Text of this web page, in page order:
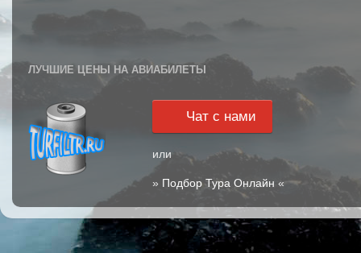
ЛУЧШИЕ ЦЕНЫ НА АВИАБИЛЕТЫ
Чат с нами
или
» Подбор Тура Онлайн «